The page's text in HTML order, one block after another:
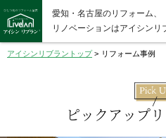
愛知・名古屋のリフォーム、
リノベーションはアイシンリ
アイシンリブラントップ> リフォーム事例
ピックアップ